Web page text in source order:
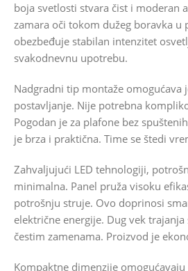
boja svetlosti stvara čist i moderan
zamara oči tokom dužeg boravka u
obezbeđuje stabilan intenzitet
svakodnevnu upotrebu.
Nadgradni tip montaže omogućava
postavljanje. Nije potrebna
Pogodan je za plafone bez
je brza i praktična. Time se štedi
Zahvaljujući LED tehnologiji,
minimalna. Panel pruža visoku
potrošnju struje. Ovo doprinosi
električne energije. Dug vek
čestim zamenama. Proizvod je
Kompaktne dimenzije